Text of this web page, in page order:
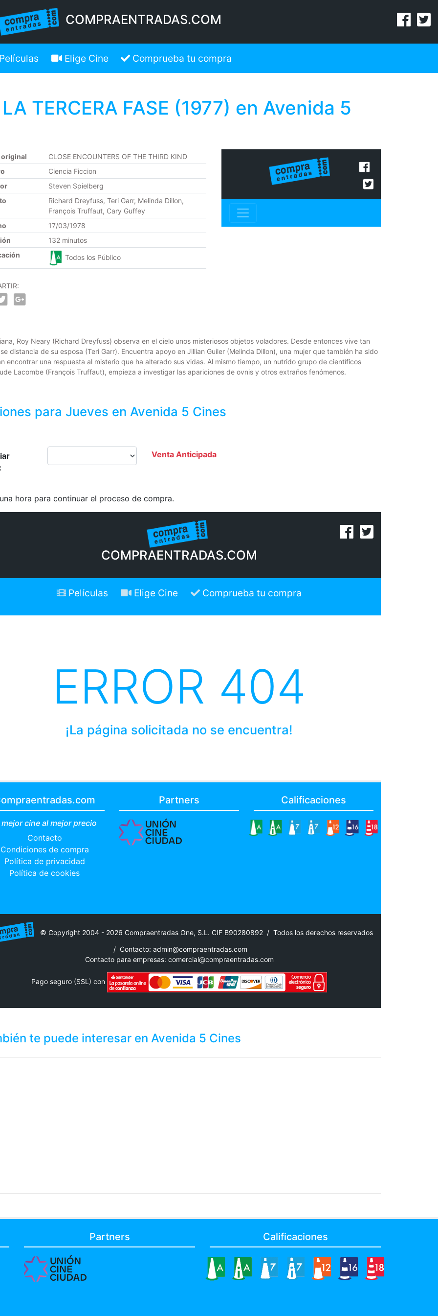
COMPRAENTRADAS.COM
Elige Cine Comprueba tu compra
TERCERA FASE (1977) en Avenida 5
CLOSE ENCOUNTERS OF THE THIRD KIND
Ciencia Ficcion
Steven Spielberg
Richard Dreyfuss, Teri Garr, Melinda Dillon,
François Truffaut, Cary Guffey
17/03/1978
132 minutos
Todos los Público
Roy Neary (Richard Dreyfuss) observa en el cielo unos misteriosos objetos voladores. Desde entonces vive tan
distancia de su esposa (Teri Garr). Encuentra apoyo en Jillian Guiler (Melinda Dillon), una mujer que también ha sido
encontrar una respuesta al misterio que ha alterado sus vidas. Al mismo tiempo, un nutrido grupo de científicos
Lacombe (François Truffaut), empieza a investigar las apariciones de ovnis y otros extraños fenómenos.
para Jueves en Avenida 5 Cines
Venta Anticipada
hora para continuar el proceso de compra.
COMPRAENTRADAS.COM
Películas Elige Cine Comprueba tu compra
ERROR 404
¡La página solicitada no se encuentra!
mejor cine al mejor precio
Contacto
Condiciones de compra
Política de privacidad
Política de cookies
Partners Calificaciones
© Copyright 2004 - 2026 Compraentradas One, S.L. CIF B90280892 / Todos los derechos reservados
/ Contacto: admin@compraentradas.com
Contacto para empresas: comercial@compraentradas.com
Pago seguro (SSL) con
te puede interesar en Avenida 5 Cines
Partners Calificaciones